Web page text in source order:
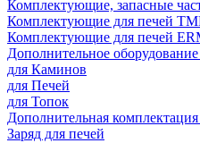
Комплектующие, запасные
Комплектующие для печей
Комплектующие для печей
Дополнительное
для Каминов
для Печей
для Топок
Дополнительная
Заряд для печей